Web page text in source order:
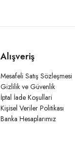
Alışveriş
Mesafeli Satış Sözleşmesi
Gizlilik ve Güvenlik
İptal İade Koşullari
Kişisel Veriler Politikası
Banka Hesaplarımız